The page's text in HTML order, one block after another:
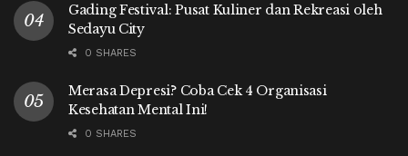
Gading Festival: Pusat Kuliner dan Rekreasi oleh
Sedayu City
0 SHARES
Merasa Depresi? Coba Cek 4 Organisasi
Kesehatan Mental Ini!
0 SHARES